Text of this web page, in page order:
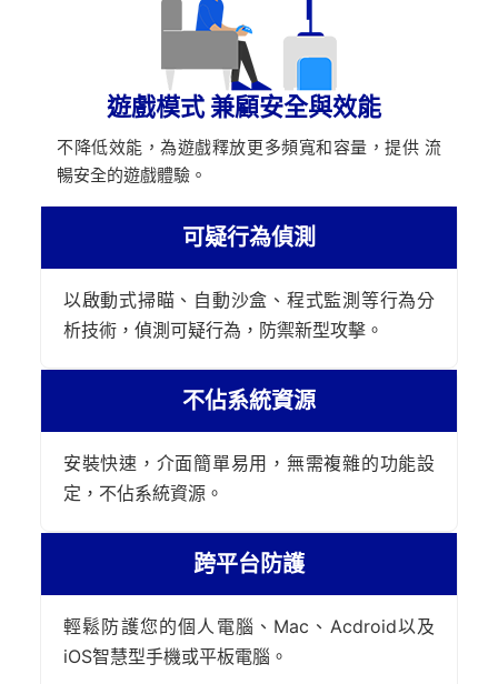
遊戲模式 兼顧安全與效能
不降低效能，為遊戲釋放更多頻寬和容量，提供 流
暢安全的遊戲體驗。
可疑行為偵測
以啟動式掃瞄、自動沙盒、程式監測等行為分
析技術，偵測可疑行為，防禦新型攻擊。
不佔系統資源
安裝快速，介面簡單易用，無需複雜的功能設
定，不佔系統資源。
跨平台防護
輕鬆防護您的個人電腦、Mac、Acdroid以及
iOS智慧型手機或平板電腦。